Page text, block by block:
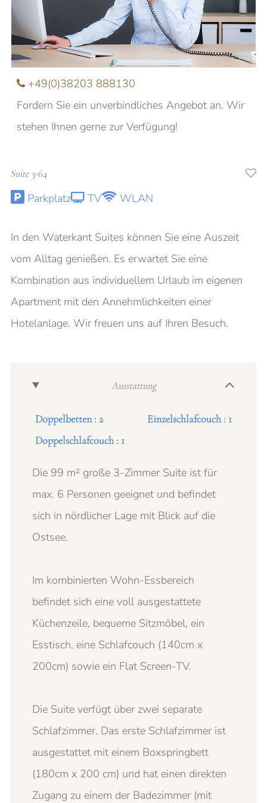
Suite 3-64
Parkplatz TV WLAN
In den Waterkant Suites können Sie eine Auszeit
vom Alltag genießen. Es erwartet Sie eine
Kombination aus individuellem Urlaub im eigenen
Apartment mit den Annehmlichkeiten einer
Hotelanlage. Wir freuen uns auf Ihren Besuch.
Ausstattung
Doppelbetten : 2
Einzelschlafcouch : 1
Doppelschlafcouch : 1
Die 99 m² große 3-Zimmer Suite ist für
max. 6 Personen geeignet und befindet
sich in nördlicher Lage mit Blick auf die
Ostsee.
Im kombinierten Wohn-Essbereich
befindet sich eine voll ausgestattete
Küchenzeile, bequeme Sitzmöbel, ein
Esstisch, eine Schlafcouch (140cm x
200cm) sowie ein Flat Screen-TV.
Die Suite verfügt über zwei separate
Schlafzimmer. Das erste Schlafzimmer ist
ausgestattet mit einem Boxspringbett
(180cm x 200 cm) und hat einen direkten
Zugang zu einem der Badezimmer (mit
Nachname
E-Mail
Anfrage
Ich möchte über aktuelle Angebote und
+49(0)38203 888130
Fordern Sie ein unverbindliches Angebot an. Wir
stehen Ihnen gerne zur Verfügung!